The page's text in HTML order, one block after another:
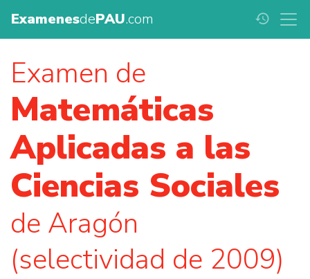
ExamenesdePAU.com history
Examen de
Matemáticas
Aplicadas a las
Ciencias Sociales
de Aragón
(selectividad de 2009)